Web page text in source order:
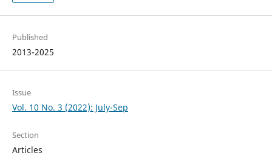
Published
2013-2025
Issue
Vol. 10 No. 3 (2022): July-Sep
Section
Articles